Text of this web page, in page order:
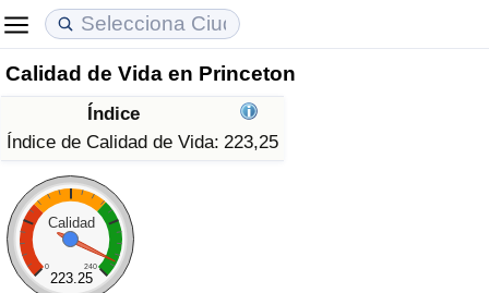
Calidad de Vida en Princeton
Índice
Índice de Calidad de Vida: 223,25
Calidad
0 240
223.25
Coste de vida
Índice de Costo de Vida (Actual)
Índice de Costo de Vida
Índice de costo de vida por país
Precios de las propiedades
Índice de Precios de Inmuebles (Actual)
Índice de Precios de Inmuebles
Índice de Precios de Inmuebles por País
Calidad de Vida
Índice de Calidad de Vida
Índice de Calidad de Vida (Actual)
Índice de calidad de vida por país